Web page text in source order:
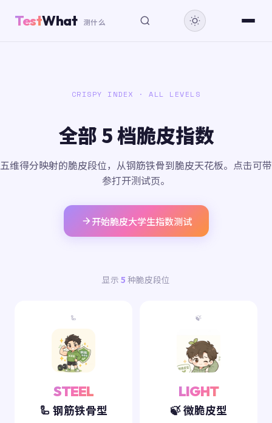
TestWhat 测什么
CRISPY INDEX · ALL LEVELS
全部 5 档脆皮指数
五维得分映射的脆皮段位，从钢筋铁骨到脆皮天花板。点击可带
参打开测试页。
开始脆皮大学生指数测试
显示 5 种脆皮段位
🦾
STEEL
🦾 钢筋铁骨型
🍃
LIGHT
🍃 微脆皮型